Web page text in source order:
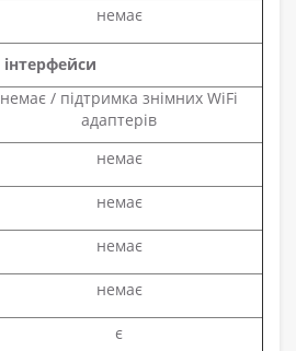
немає
інтерфейси
немає / підтримка знімних WiFi
адаптерів
немає
немає
немає
немає
є